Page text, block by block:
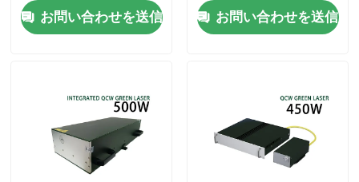
品質管理
引用を要求
グリーンファイバーレーザー
お問い合わせを送信
お問い合わせを送信